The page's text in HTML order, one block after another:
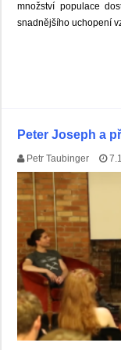
množství populace
snadnějšího uchopení
Peter Joseph a
Petr Taubinger